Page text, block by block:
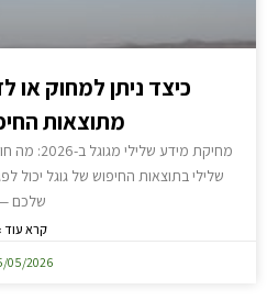
כיצד ניתן למחוק או
מתוצאות
מחיקת
שלילי בתוצאות החיפוש של גוגל יכול
שלכם
קרא עוד
05/2026